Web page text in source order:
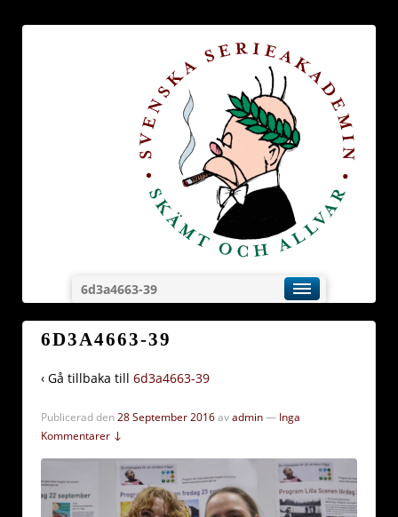
6d3a4663-39
6D3A4663-39
‹ Gå tillbaka till 6d3a4663-39
Publicerad den28 September 2016avadmin— Inga
Kommentarer ↓